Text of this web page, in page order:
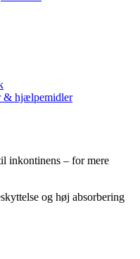
& hjælpemidler
inkontinens – for mere
og høj absorbering